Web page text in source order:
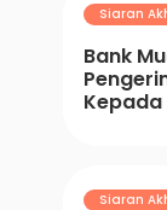
Siaran
Bank
Kepada
Siaran